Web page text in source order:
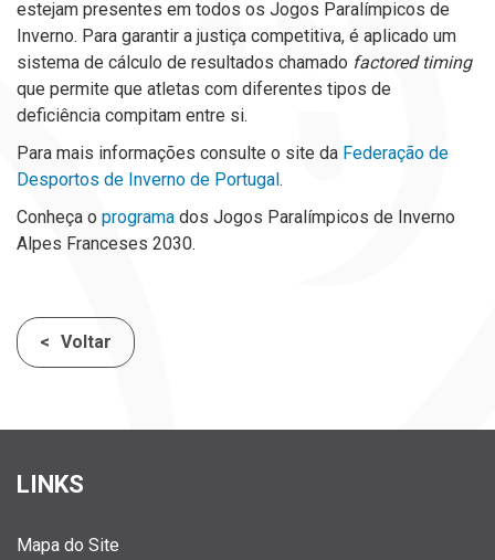
estejam presentes em todos os Jogos Paralímpicos de
Inverno. Para garantir a justiça competitiva, é aplicado um
sistema de cálculo de resultados chamado factored timing
que permite que atletas com diferentes tipos de
deficiência compitam entre si.
Para mais informações consulte o site da Federação de
Desportos de Inverno de Portugal.
Conheça o programa dos Jogos Paralímpicos de Inverno
Alpes Franceses 2030.
Voltar
LINKS
Mapa do Site